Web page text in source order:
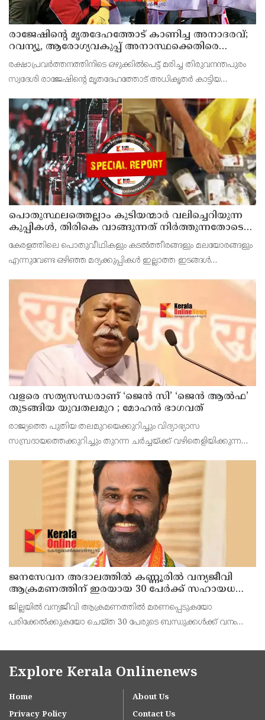
രാജേഷിന്റെ മൃതദേഹത്തോട് കാണിച്ച അനാദരവ്;
റവന്യൂ, ആരോഗ്യവകുപ്പ് അനാസ്ഥക്കെതിരെ
കടുത്ത നടപടി വേണം; ഡിവൈഎഫ്ഐ
ശക്തമായ പ്രതിഷേധത്തിലേക്ക്
രക്ഷാപ്രവർത്തനത്തിനിടെ ഒഴുക്കിൽപെട്ട് മരിച്ച തിരുവനന്തപുരം
സ്വദേശി രാജേഷിന്റെ മൃതദേഹത്തോട് അധികൃതർ കാട്ടിയ
കണ്ണൂർ ജില്ലാ സെക്രട്ടറിയേറ്റ് ശക്തമായി പ്രതിഷേധിക്ക
പൊതുസ്ഥലത്തെല്ലാം കുടിയന്മാര്‍ വലിച്ചെറിയുന്ന
കുപ്പികള്‍, തിരികെ വാങ്ങുന്നത് നിര്‍ത്തുന്നതോടെ
ഇത് ഇരട്ടിക്കും, കോടികളുടെ ലാഭമുള്ള പദ്ധതി
നിര്‍ത്തിയത് എന്തിന്? സര്‍ക്കാരിന്റേത് തലതിരിഞ്ഞ
തീരുമാനമോ?
കേരളത്തിലെ പൊതുവീഥികളും കടല്‍ത്തീരങ്ങളും മലയോരങ്ങളും
എന്നുവേണ്ട ഒഴിഞ്ഞ മദ്യക്കുപ്പികള്‍ ഇല്ലാത്ത ഇടങ്ങള്‍
വളരെ സത്യസന്ധരാണ് ‘ജെൻ സി’ ‘ജെൻ ആൽഫ’
തുടങ്ങിയ യുവതലമുറ ; മോഹൻ ഭാഗവത്
രാജ്യത്തെ പുതിയ തലമുറയെക്കുറിച്ചും വിദ്യാഭ്യാസ
സമ്പ്രദായത്തെക്കുറിച്ചും തുറന്ന ചർച്ചയ്ക്ക് വഴിതെളിയിക്കുന്ന
മോഹൻ ഭാഗവത് രംഗത്ത്. നിലവിലെ തലമുറയെക്കാൾ വളരെ
ജനസേവന അദാലത്തിൽ കണ്ണൂരിൽ വന്യജീവി
ആക്രമണത്തിന് ഇരയായ 30 പേർക്ക് സഹായധനം
അനുവദിച്ചു
ജില്ലയിൽ വന്യജീവി ആക്രമണത്തിൽ മരണപ്പെടുകയോ
പരിക്കേൽക്കുകയോ ചെയ്ത 30 പേരുടെ ബന്ധുക്കൾക്ക് വനം
സഹായധനം അനുവദിച്ചു. സംസ്ഥാന സർക്കാരിന്റെ നൂറുദിന
പരിപാടിയിൽ
Explore Kerala Onlinenews
Home
About Us
Privacy Policy
Contact Us